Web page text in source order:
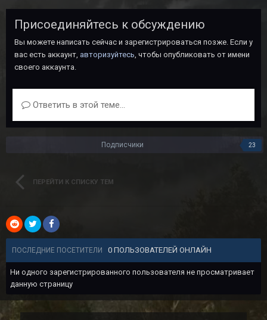
Присоединяйтесь к обсуждению
Вы можете написать сейчас и зарегистрироваться позже. Если у
вас есть аккаунт, авторизуйтесь, чтобы опубликовать от имени
своего аккаунта.
Ответить в этой теме...
Подписчики 23
ПЕРЕЙТИ К СПИСКУ ТЕМ
ПОСЛЕДНИЕ ПОСЕТИТЕЛИ 0 ПОЛЬЗОВАТЕЛЕЙ ОНЛАЙН
Ни одного зарегистрированного пользователя не просматривает
данную страницу